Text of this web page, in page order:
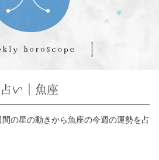
い｜魚座
の星の動きから魚座の今週の運勢を占